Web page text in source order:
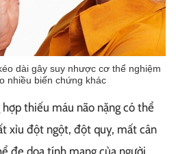
dài gây suy nhược cơ thể nghiệm
nhiều biến chứng khác
thiếu máu não nặng có thể
xỉu đột ngột, đột quỵ, mất cân